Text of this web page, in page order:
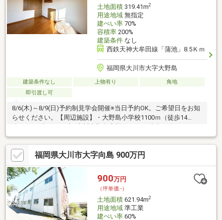
土地面積319.41m2
用途地域無指定
建ぺい率70%
容積率200%
建築条件なし
西鉄天神大牟田線「蒲池」8.5Ｋｍ
福岡県大川市大字大野島
建築条件なし 上物有り
角地
即引渡し可
8/6(木)～8/9(日)予約制見学会開催※当日予約OK。ご希望日をお知
らせください。【周辺施設】・大野島小学校1100ｍ（徒歩14
タラビスタ大川店様1900ｍ（徒歩24分）【おすすめポイント】・
返済額や融資可能額など、お客様のご希望にあわせてご提案。住
宅ローンが初めての方でもお気軽にご相談ください。・お好きな
ハウスメーカー・工務店にておうちを建てられます。※自社売主
土地につき随時ご見学可能です。お電話またはカチタスHPよりお
気軽にお問い合わせください。
福岡県大川市大字向島 900万円
900万円
（坪単価:-）
土地面積621.94m2
用途地域準工業
建ぺい率60%